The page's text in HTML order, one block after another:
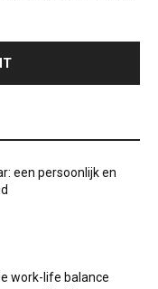
een persoonlijk en
work-life balance